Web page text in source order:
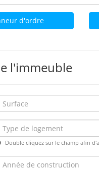
d'ordre
l'immeuble
Double cliquez sur le champ afin